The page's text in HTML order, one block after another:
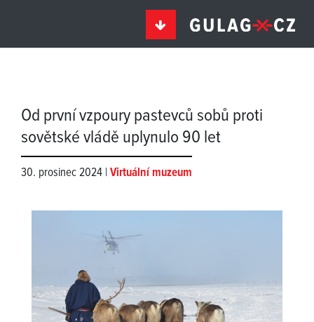
Od první vzpoury pastevců sobů proti
sovětské vládě uplynulo 90 let
30. prosinec 2024 | Virtuální muzeum